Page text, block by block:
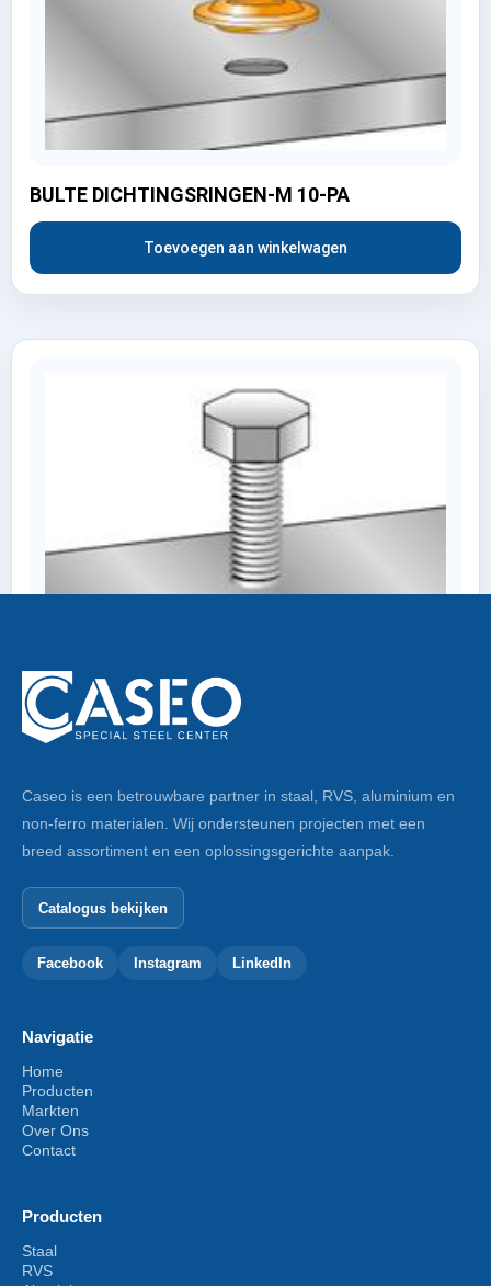
BULTE DICHTINGSRINGEN-M 10-PA
Toevoegen aan winkelwagen
BULTE DICHTINGSRINGEN-M 6-PA
Caseo is een betrouwbare partner in staal, RVS, aluminium en
non-ferro materialen. Wij ondersteunen projecten met een
breed assortiment en een oplossingsgerichte aanpak.
Catalogus bekijken
Facebook Instagram LinkedIn
Navigatie
Home
Producten
Markten
Over Ons
Contact
Producten
Staal
RVS